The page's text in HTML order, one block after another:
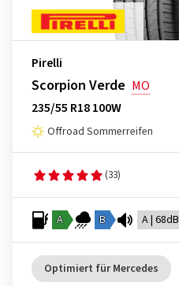
Pirelli
Scorpion Verde MO
235/55 R18 100W
Offroad Sommerreifen
(33)
A B A | 68dB
Optimiert für Mercedes